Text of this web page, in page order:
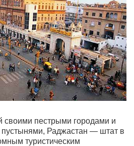
своими пестрыми городами и
Раджастан — штат в
туристическим